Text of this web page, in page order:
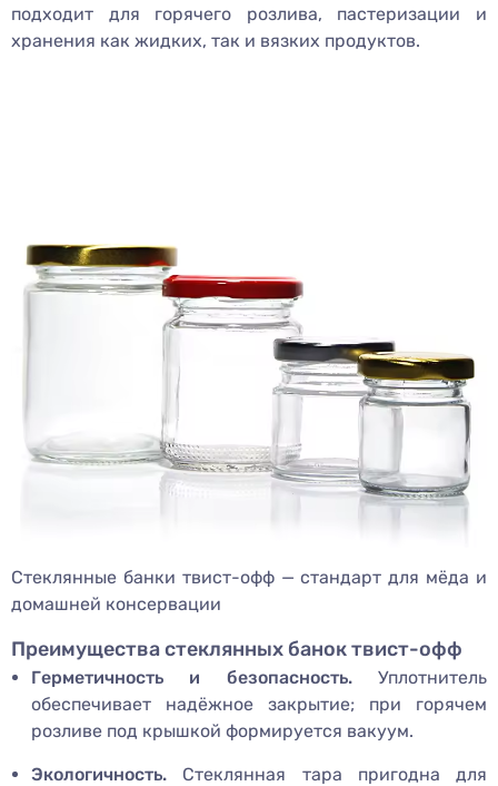
подходит для горячего розлива, пастеризации и
хранения как жидких, так и вязких продуктов.
Стеклянные банки твист-офф — стандарт для мёда и
домашней консервации
Преимущества стеклянных банок твист-офф
Герметичность и безопасность.Уплотнитель
обеспечивает надёжное закрытие; при горячем
розливе под крышкой формируется вакуум.
Экологичность. Стеклянная тара пригодна для